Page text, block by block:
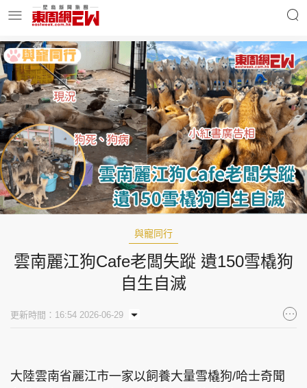
明星名人 時事財經
東周Ladies 優享生活
東周食玩通 會員活動
玄學靈異 東周專欄
與寵同行
雲南麗江狗Cafe老闆失蹤 遺150雪橇狗
自生自滅
更新時間：16:54 2026-06-29
大陸雲南省麗江市一家以飼養大量雪橇狗/哈士奇聞